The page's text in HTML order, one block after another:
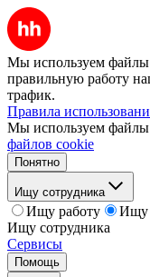
Мы используем файлы
правильную работу
трафик.
Правила
Мы используем файлы
файлов cookie
Понятно
Ищу сотрудника
Ищу работу
Ищу
Ищу сотрудника
Сервисы
Помощь